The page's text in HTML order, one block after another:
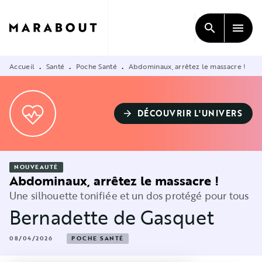
CONTENU
search menu
Accueil • Santé • Poche Santé • Abdominaux, arrêtez le massacre !
arrow_forward DÉCOUVRIR L'UNIVERS
NOUVEAUTÉ
Abdominaux, arrêtez le massacre !
Une silhouette tonifiée et un dos protégé pour tous
Bernadette de Gasquet
08/04/2026 POCHE SANTÉ